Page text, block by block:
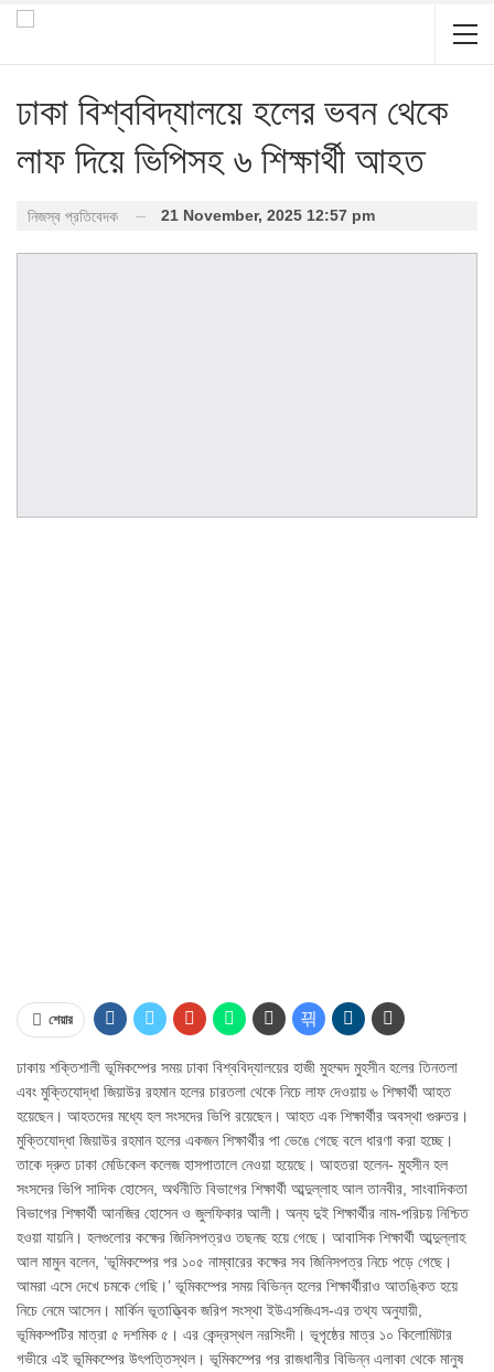
ঢাকা বিশ্ববিদ্যালয়ে হলের ভবন থেকে
লাফ দিয়ে ভিপিসহ ৬ শিক্ষার্থী আহত
নিজস্ব প্রতিবেদক 21 November, 2025 12:57 pm
শেয়ার
ঢাকায় শক্তিশালী ভূমিকম্পের সময় ঢাকা বিশ্ববিদ্যালয়ের হাজী মুহম্মদ মুহসীন হলের তিনতলা
এবং মুক্তিযোদ্ধা জিয়াউর রহমান হলের চারতলা থেকে নিচে লাফ দেওয়ায় ৬ শিক্ষার্থী আহত
হয়েছেন। আহতদের মধ্যে হল সংসদের ভিপি রয়েছেন। আহত এক শিক্ষার্থীর অবস্থা গুরুতর।
মুক্তিযোদ্ধা জিয়াউর রহমান হলের একজন শিক্ষার্থীর পা ভেঙে গেছে বলে ধারণা করা হচ্ছে।
তাকে দ্রুত ঢাকা মেডিকেল কলেজ হাসপাতালে নেওয়া হয়েছে। আহতরা হলেন- মুহসীন হল
সংসদের ভিপি সাদিক হোসেন, অর্থনীতি বিভাগের শিক্ষার্থী আব্দুল্লাহ আল তানবীর, সাংবাদিকতা
বিভাগের শিক্ষার্থী আনজির হোসেন ও জুলফিকার আলী। অন্য দুই শিক্ষার্থীর নাম-পরিচয় নিশ্চিত
হওয়া যায়নি। হলগুলোর কক্ষের জিনিসপত্রও তছনছ হয়ে গেছে। আবাসিক শিক্ষার্থী আব্দুল্লাহ
আল মামুন বলেন, ‘ভূমিকম্পের পর ১০৫ নাম্বারের কক্ষের সব জিনিসপত্র নিচে পড়ে গেছে।
আমরা এসে দেখে চমকে গেছি।’ ভূমিকম্পের সময় বিভিন্ন হলের শিক্ষার্থীরাও আতঙ্কিত হয়ে
নিচে নেমে আসেন। মার্কিন ভূতাত্ত্বিক জরিপ সংস্থা ইউএসজিএস-এর তথ্য অনুযায়ী,
ভূমিকম্পটির মাত্রা ৫ দশমিক ৫। এর কেন্দ্রস্থল নরসিংদী। ভূপৃষ্ঠের মাত্র ১০ কিলোমিটার
গভীরে এই ভূমিকম্পের উৎপত্তিস্থল। ভূমিকম্পের পর রাজধানীর বিভিন্ন এলাকা থেকে মানুষ